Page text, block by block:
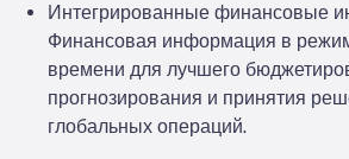
Интегрированные финансовые
Финансовая информация в
времени для лучшего
прогнозирования и принятия
глобальных операций.